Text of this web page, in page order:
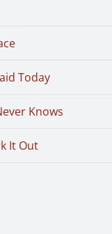
Today
Knows
It Out